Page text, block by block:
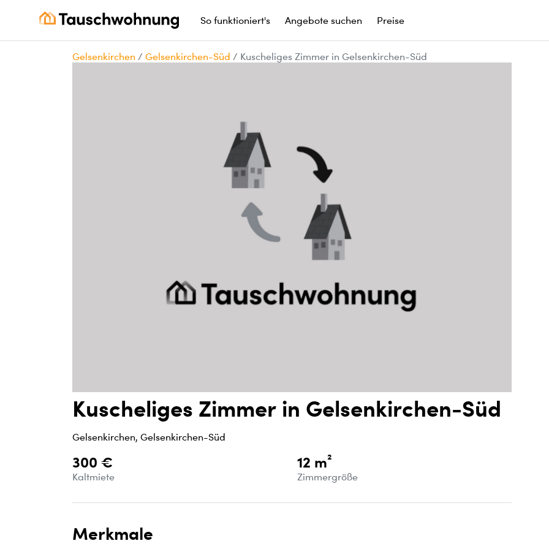
So funktioniert's Angebote suchen Preise
Gelsenkirchen / Gelsenkirchen-Süd / Kuscheliges Zimmer in Gelsenkirchen-Süd
Kuscheliges Zimmer in Gelsenkirchen-Süd
Gelsenkirchen, Gelsenkirchen-Süd
300 €
Kaltmiete
12 m²
Zimmergröße
Merkmale